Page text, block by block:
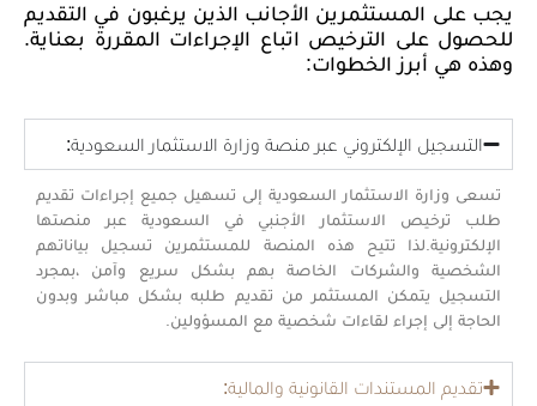
يجب على المستثمرين الأجانب الذين يرغبون في التقديم
للحصول على الترخيص اتباع الإجراءات المقررة بعناية.
وهذه هي أبرز الخطوات:
التسجيل الإلكتروني عبر منصة وزارة الاستثمار السعودية:
تسعى وزارة الاستثمار السعودية إلى تسهيل جميع إجراءات تقديم
طلب ترخيص الاستثمار الأجنبي في السعودية عبر منصتها
الإلكترونية.لذا تتيح هذه المنصة للمستثمرين تسجيل بياناتهم
الشخصية والشركات الخاصة بهم بشكل سريع وآمن ،بمجرد
التسجيل يتمكن المستثمر من تقديم طلبه بشكل مباشر وبدون
الحاجة إلى إجراء لقاءات شخصية مع المسؤولين.
تقديم المستندات القانونية والمالية: